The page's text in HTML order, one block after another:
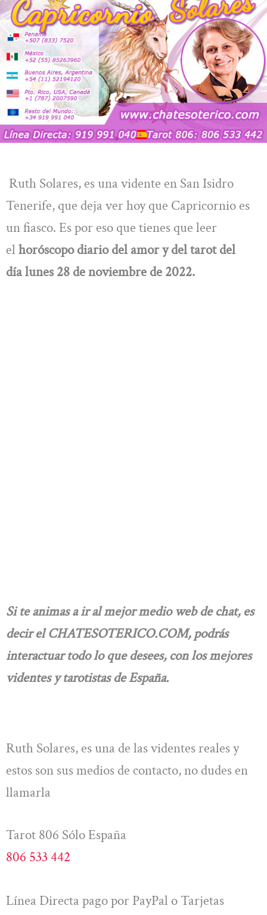
Ruth Solares, es una vidente en San Isidro
Tenerife, que deja ver hoy que Capricornio es
un fiasco. Es por eso que tienes que leer
el horóscopo diario del amor y del tarot del
día lunes 28 de noviembre de 2022.
Si te animas a ir al mejor medio web de chat, es
decir el CHATESOTERICO.COM, podrás
interactuar todo lo que desees, con los mejores
videntes y tarotistas de España.
Ruth Solares, es una de las videntes reales y
estos son sus medios de contacto, no dudes en
llamarla
Tarot 806 Sólo España
806 533 442
Línea Directa pago por PayPal o Tarjetas